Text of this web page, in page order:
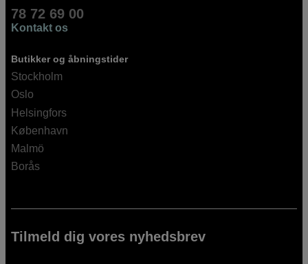
78 72 69 00
Kontakt os
Butikker og åbningstider
Stockholm
Oslo
Helsingfors
København
Malmö
Borås
Tilmeld dig vores nyhedsbrev